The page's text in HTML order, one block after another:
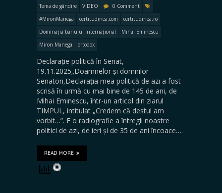
Tema de gândire
VIDEO
0 Comment
#MironManega
certitudinea.com
certitudinea.ro
Dominația banului internațional
Mihai Eminescu
Miron Manega
ortodox
Declarație politică în Senat,
19.11.2025„Doamnelor și domnilor
Senatori,Declarația mea politică de azi a fost
scrisă în urmă cu mai bine de 145 de ani, de
Mihai Eminescu, într-un articol din ziarul
TIMPUL, intitulat „Credem că destul am
vorbit…”. E o radiografie a întregii noastre
politici de azi, de ieri și de 35 de ani încoace….
READ MORE